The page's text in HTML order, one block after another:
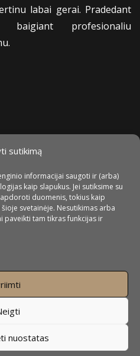
sutikimą
informacijai saugoti ir (arba)
kaip slapukus. Jei sutiksime su
duomenis, tokius kaip
svetainėje. Nesutikimas arba
paveikti tam tikras funkcijas ir
nuostatas
labai gerai. Pradedant
profesionaliu